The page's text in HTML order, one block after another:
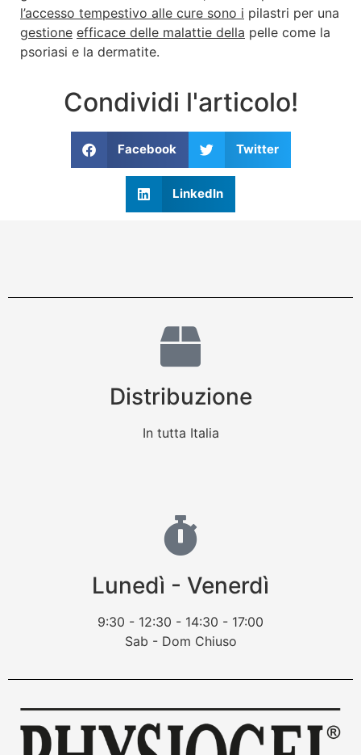
l’accesso tempestivo alle cure sono i pilastri per una
gestione efficace delle malattie della pelle come la
psoriasi e la dermatite.
Condividi l'articolo!
Facebook Twitter
LinkedIn
Distribuzione
In tutta Italia
Lunedì - Venerdì
9:30 - 12:30 - 14:30 - 17:00
Sab - Dom Chiuso